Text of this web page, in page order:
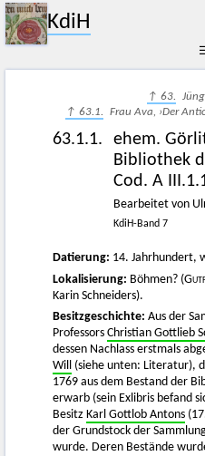
KdiH
↑ 63.
↑ 63.1. Frau Ava, ›Der
63.1.1.
ehem.
Bibliothek
Cod. A
Bearbeitet von
KdiH-Band 7
Datierung: 14. Jahrhundert,
Lokalisierung: Böhmen? (
Karin Schneiders).
Besitzgeschichte: Aus der
Professors Christian Gottlieb
dessen Nachlass erstmals
Will (siehe unten: Literatur),
1769 aus dem Bestand der
erwarb (sein Exlibris befand
Besitz Karl Gottlob Antons
der Grundstock der
wurde. Deren Bestände